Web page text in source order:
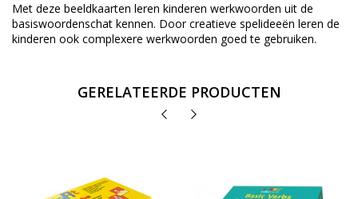
Met deze beeldkaarten leren kinderen werkwoorden uit de
basiswoordenschat kennen. Door creatieve spelideeën leren de
kinderen ook complexere werkwoorden goed te gebruiken.
GERELATEERDE PRODUCTEN